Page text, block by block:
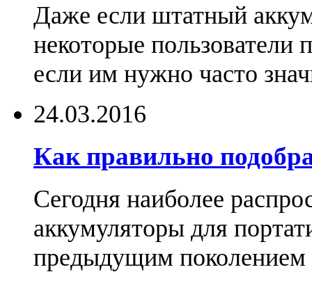
Даже если штатный
некоторые пользователи
если им нужно часто
24.03.2016
Как правильно
Сегодня наиболее
аккумуляторы для
предыдущим поколением